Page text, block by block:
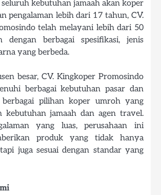
kebutuhan jamaah akan koper
pengalaman lebih dari 17 tahun, CV.
telah melayani lebih dari 50
dengan berbagai spesifikasi, jenis
yang berbeda.
besar, CV. Kingkoper Promosindo
berbagai kebutuhan pasar dan
berbagai pilihan koper umroh yang
kebutuhan jamaah dan agen travel.
yang luas, perusahaan ini
produk yang tidak hanya
juga sesuai dengan standar yang